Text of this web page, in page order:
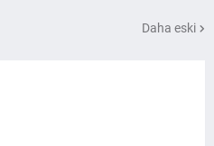
Daha eski